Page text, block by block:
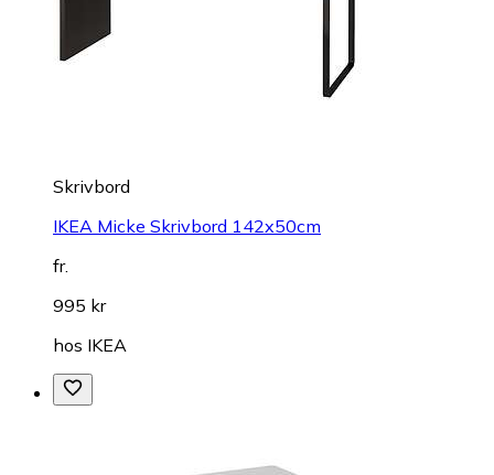
Skrivbord
IKEA Micke Skrivbord 142x50cm
fr.
995 kr
hos IKEA